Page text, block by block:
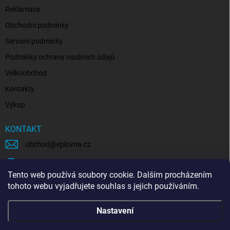
Tento web používá soubory cookie. Dalším procházením
tohoto webu vyjadřujete souhlas s jejich používáním.
Nastavení
Reklamace
Obchodní podmínky
Servisní podmínky
Podmínky ochrany osobních údajů
Velkoobchod
Kontakty
Výkup
KONTAKT
obchod @eplovna.cz
eplovna.cz